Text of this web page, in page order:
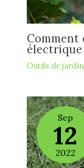
Comment
Outils de
Sep
12
2022